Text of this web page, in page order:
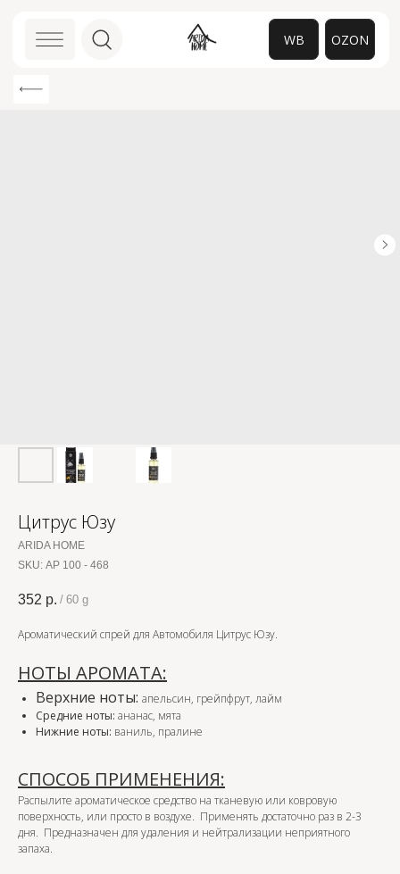
WB
Цитрус Юзу
ARIDA HOME
SKU: АР 100 - 468
352 р. / 60 g
Ароматический спрей для Автомобиля Цитрус Юзу.
НОТЫ АРОМАТА:
Верхние ноты: апельсин, грейпфрут, лайм
Средние ноты: ананас, мята
Нижние ноты: ваниль, пралине
СПОСОБ ПРИМЕНЕНИЯ:
Распылите ароматическое средство на тканевую или ковровую
поверхность, или просто в воздухе. Применять достаточно раз в 2-3
дня. Предназначен для удаления и нейтрализации неприятного
запаха.